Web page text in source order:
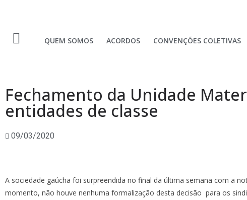
QUEM SOMOS ACORDOS CONVENÇÕES COLETIVAS
Fechamento da Unidade
entidades de classe
09/03/2020
A sociedade gaúcha foi surpreendida no final da última semana com a
momento, não houve nenhuma formalização desta decisão para os